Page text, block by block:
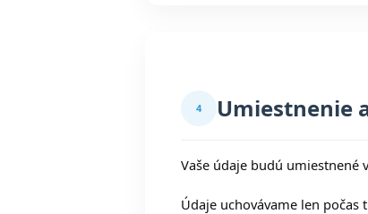
4 Umiestnenie
Vaše údaje budú umiestnené
Údaje uchovávame len